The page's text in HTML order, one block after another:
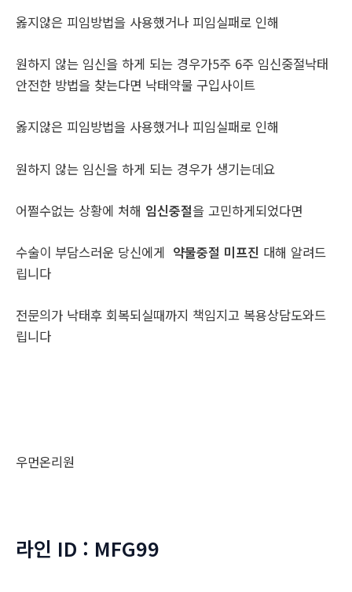
옳지않은 피임방법을 사용했거나 피임실패로 인해
원하지 않는 임신을 하게 되는 경우가5주 6주 임신중절낙태
안전한 방법을 찾는다면 낙­태약물 구입사이트
옳지않은 피임방법을 사용했거나 피임실패로 인해
원하지 않는 임신을 하게 되는 경우가 생기는데요
어쩔수없는 상황에 처해 임신중절을 고민하게되었다면
수술이 부담스러운 당신에게 약물중절 미프진 대해 알려드
립니다
전문의가 낙태후 회복되실때까지 책임지고 복용상담도와드
립니다
우먼온리원
라인 ID : MFG99